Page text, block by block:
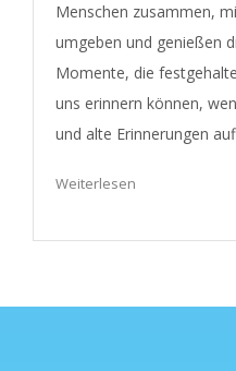
Menschen zusammen,
umgeben und genießen
Momente, die
uns erinnern können,
und alte Erinnerungen
Weiterlesen